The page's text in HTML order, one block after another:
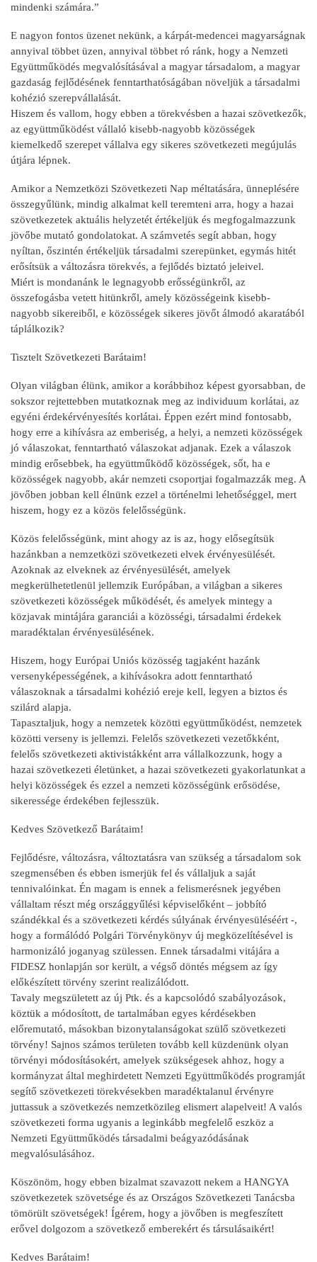
mindenki számára.”
E nagyon fontos üzenet nekünk, a kárpát-medencei magyarságnak
annyival többet üzen, annyival többet ró ránk, hogy a Nemzeti
Együttműködés megvalósításával a magyar társadalom, a magyar
gazdaság fejlődésének fenntarthatóságában növeljük a társadalmi
kohézió szerepvállalását.
Hiszem és vallom, hogy ebben a törekvésben a hazai szövetkezők,
az együttműködést vállaló kisebb-nagyobb közösségek
kiemelkedő szerepet vállalva egy sikeres szövetkezeti megújulás
útjára lépnek.
Amikor a Nemzetközi Szövetkezeti Nap méltatására, ünneplésére
összegyűlünk, mindig alkalmat kell teremteni arra, hogy a hazai
szövetkezetek aktuális helyzetét értékeljük és megfogalmazzunk
jövőbe mutató gondolatokat. A számvetés segít abban, hogy
nyíltan, őszintén értékeljük társadalmi szerepünket, egymás hitét
erősítsük a változásra törekvés, a fejlődés biztató jeleivel.
Miért is mondanánk le legnagyobb erősségünkről, az
összefogásba vetett hitünkről, amely közösségeink kisebb-
nagyobb sikereiből, e közösségek sikeres jövőt álmodó akaratából
táplálkozik?
Tisztelt Szövetkezeti Barátaim!
Olyan világban élünk, amikor a korábbihoz képest gyorsabban, de
sokszor rejtettebben mutatkoznak meg az individuum korlátai, az
egyéni érdekérvényesítés korlátai. Éppen ezért mind fontosabb,
hogy erre a kihívásra az emberiség, a helyi, a nemzeti közösségek
jó válaszokat, fenntartható válaszokat adjanak. Ezek a válaszok
mindig erősebbek, ha együttműködő közösségek, sőt, ha e
közösségek nagyobb, akár nemzeti csoportjai fogalmazzák meg. A
jövőben jobban kell élnünk ezzel a történelmi lehetőséggel, mert
hiszem, hogy ez a közös felelősségünk.
Közös felelősségünk, mint ahogy az is az, hogy elősegítsük
hazánkban a nemzetközi szövetkezeti elvek érvényesülését.
Azoknak az elveknek az érvényesülését, amelyek
megkerülhetetlenül jellemzik Európában, a világban a sikeres
szövetkezeti közösségek működését, és amelyek mintegy a
közjavak mintájára garanciái a közösségi, társadalmi érdekek
maradéktalan érvényesülésének.
Hiszem, hogy Európai Uniós közösség tagjaként hazánk
versenyképességének, a kihívásokra adott fenntartható
válaszoknak a társadalmi kohézió ereje kell, legyen a biztos és
szilárd alapja.
Tapasztaljuk, hogy a nemzetek közötti együttműködést, nemzetek
közötti verseny is jellemzi. Felelős szövetkezeti vezetőkként,
felelős szövetkezeti aktivistákként arra vállalkozzunk, hogy a
hazai szövetkezeti életünket, a hazai szövetkezeti gyakorlatunkat a
helyi közösségek és ezzel a nemzeti közösségünk erősödése,
sikeressége érdekében fejlesszük.
Kedves Szövetkező Barátaim!
Fejlődésre, változásra, változtatásra van szükség a társadalom sok
szegmensében és ebben ismerjük fel és vállaljuk a saját
tennivalóinkat. Én magam is ennek a felismerésnek jegyében
vállaltam részt még országgyűlési képviselőként – jobbító
szándékkal és a szövetkezeti kérdés súlyának érvényesüléséért -,
hogy a formálódó Polgári Törvénykönyv új megközelítésével is
harmonizáló joganyag szülessen. Ennek társadalmi vitájára a
FIDESZ honlapján sor került, a végső döntés mégsem az így
előkészített törvény szerint realizálódott.
Tavaly megszületett az új Ptk. és a kapcsolódó szabályozások,
köztük a módosított, de tartalmában egyes kérdésekben
előremutató, másokban bizonytalanságokat szülő szövetkezeti
törvény! Sajnos számos területen tovább kell küzdenünk olyan
törvényi módosításokért, amelyek szükségesek ahhoz, hogy a
kormányzat által meghirdetett Nemzeti Együttműködés programját
segítő szövetkezeti törekvésekben maradéktalanul érvényre
juttassuk a szövetkezés nemzetközileg elismert alapelveit! A valós
szövetkezeti forma ugyanis a leginkább megfelelő eszköz a
Nemzeti Együttműködés társadalmi beágyazódásának
megvalósulásához.
Köszönöm, hogy ebben bizalmat szavazott nekem a HANGYA
szövetkezetek szövetsége és az Országos Szövetkezeti Tanácsba
tömörült szövetségek! Ígérem, hogy a jövőben is megfeszített
erővel dolgozom a szövetkező emberekért és társulásaikért!
Kedves Barátaim!